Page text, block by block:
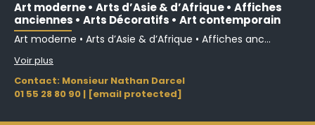
Art moderne • Arts d’Asie & d’Afrique • Affiches
anciennes • Arts Décoratifs • Art contemporain
Art moderne • Arts d’Asie & d’Afrique • Affiches anc...
Voir plus
Contact: Monsieur Nathan Darcel
01 55 28 80 90 | [email protected]